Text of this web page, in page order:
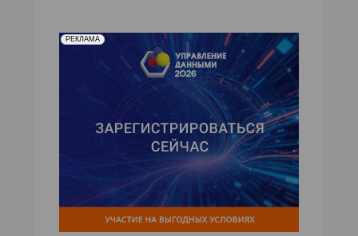
РЕКЛАМА